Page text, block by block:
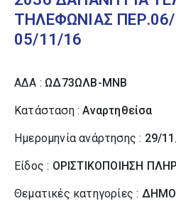
ΤΗΛΕΦΩΝΙΑΣ
05/11/16
ΑΔΑ : ΩΔ73ΩΛΒ-ΜΝΒ
Κατάσταση :Αναρτηθείσα
Ημερομηνία ανάρτησης : 29/
Είδος : ΟΡΙΣΤΙΚΟΠΟΙΗΣΗ
Θεματικές κατηγορίες :